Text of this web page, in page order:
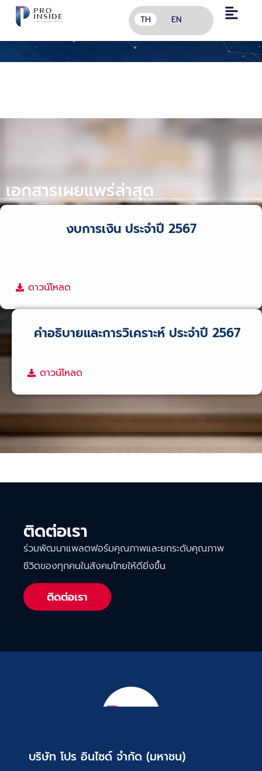
TH EN
เอกสารเผยแพร่ล่าสุด
งบการเงิน ประจำปี 2567
ดาวน์โหลด
คำอธิบายและการวิเคราะห์ ประจำปี 2567
ดาวน์โหลด
ติดต่อเรา
ร่วมพัฒนาแพลตฟอร์มคุณภาพและยกระดับคุณภาพ
ชีวิตของทุกคนในสังคมไทยให้ดียิ่งขึ้น
ติดต่อเรา
บริษัท โปร อินไซด์ จำกัด (มหาชน)